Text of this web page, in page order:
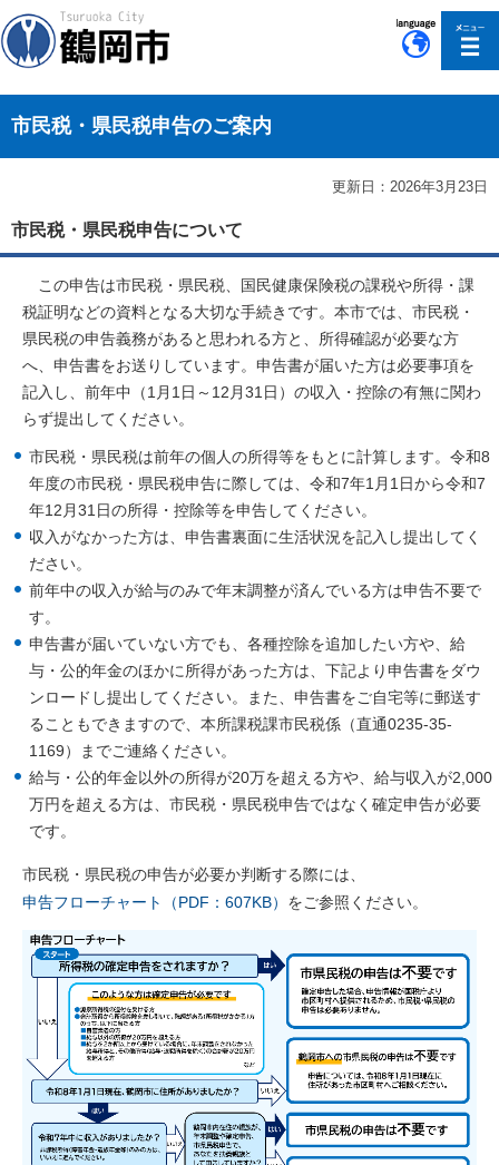
市民税・県民税申告のご案内
更新日：2026年3月23日
市民税・県民税申告について
この申告は市民税・県民税、国民健康保険税の課税や所得・課
税証明などの資料となる大切な手続きです。本市では、市民税・
県民税の申告義務があると思われる方と、所得確認が必要な方
へ、申告書をお送りしています。申告書が届いた方は必要事項を
記入し、前年中（1月1日～12月31日）の収入・控除の有無に関わ
らず提出してください。
市民税・県民税は前年の個人の所得等をもとに計算します。令和8
年度の市民税・県民税申告に際しては、令和7年1月1日から令和7
年12月31日の所得・控除等を申告してください。
収入がなかった方は、申告書裏面に生活状況を記入し提出してく
ださい。
前年中の収入が給与のみで年末調整が済んでいる方は申告不要で
す。
申告書が届いていない方でも、各種控除を追加したい方や、給
与・公的年金のほかに所得があった方は、下記より申告書をダウ
ンロードし提出してください。また、申告書をご自宅等に郵送す
ることもできますので、本所課税課市民税係（直通0235-35-
1169）までご連絡ください。
給与・公的年金以外の所得が20万を超える方や、給与収入が2,000
万円を超える方は、市民税・県民税申告ではなく確定申告が必要
です。
市民税・県民税の申告が必要か判断する際には、
申告フローチャート（PDF：607KB） をご参照ください。